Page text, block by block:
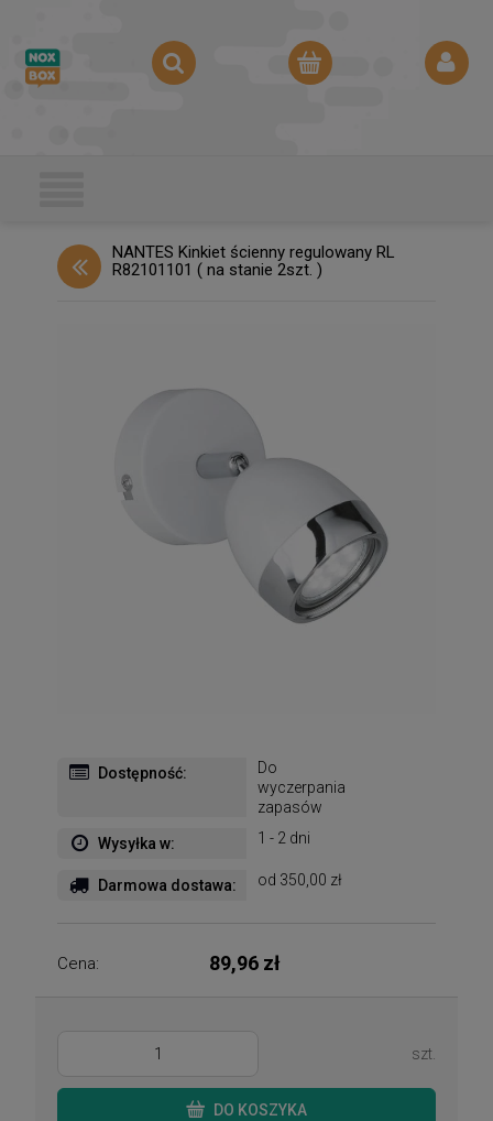
NANTES Kinkiet ścienny regulowany RL
R82101101 ( na stanie 2szt. )
Dostępność:
Do
wyczerpania
zapasów
Wysyłka w: 1 - 2 dni
Darmowa dostawa: od 350,00 zł
Cena: 89,96 zł
szt.
DO KOSZYKA